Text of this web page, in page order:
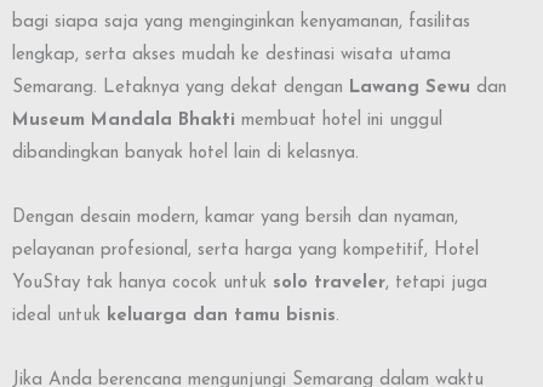
bagi siapa saja yang menginginkan kenyamanan, fasilitas
lengkap, serta akses mudah ke destinasi wisata utama
Semarang. Letaknya yang dekat dengan Lawang Sewu dan
Museum Mandala Bhakti membuat hotel ini unggul
dibandingkan banyak hotel lain di kelasnya.
Dengan desain modern, kamar yang bersih dan nyaman,
pelayanan profesional, serta harga yang kompetitif, Hotel
YouStay tak hanya cocok untuk solo traveler, tetapi juga
ideal untuk keluarga dan tamu bisnis.
Jika Anda berencana mengunjungi Semarang dalam waktu